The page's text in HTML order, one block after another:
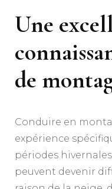
Une
de
Conduire en
expérience
périodes
peuvent devenir